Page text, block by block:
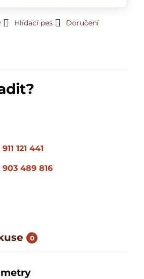
Hlídací pes Doručení
121 441
903 489 816
0